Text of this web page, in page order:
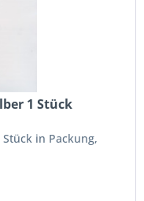
1 Stück
in Packung,